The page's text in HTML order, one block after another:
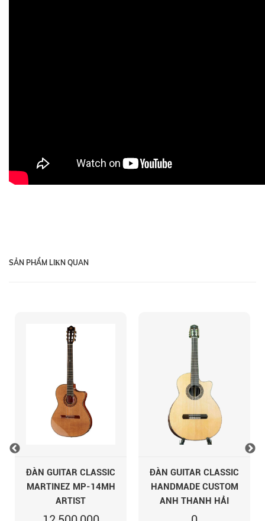
SẢN PHẨM LIКN QUAN
ĐÀN GUITAR CLASSIC
MARTINEZ MP-14MH
ARTIST
ĐÀN GUITAR CLASSIC
HANDMADE CUSTOM
ANH THANH HẢI